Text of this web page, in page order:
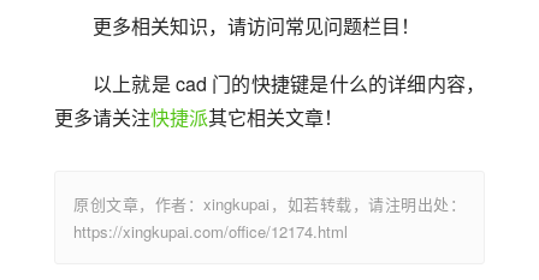
更多相关知识，请访问常见问题栏目！
以上就是 cad 门的快捷键是什么的详细内容，
更多请关注快捷派其它相关文章！
原创文章，作者：xingkupai，如若转载，请注明出处：
https://xingkupai.com/office/12174.html